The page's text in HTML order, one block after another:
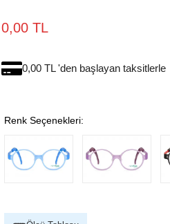
0,00 TL
0,00 TL 'den başlayan taksitlerle
Renk Seçenekleri: